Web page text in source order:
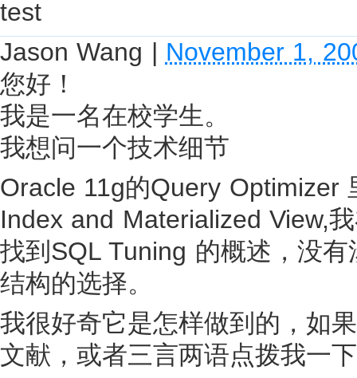
test
Jason Wang | November 1,
您好！
我是一名在校学生。
我想问一个技术细节
Oracle 11g的Query Optimizer
Index and Materialized View,
找到SQL Tuning 的概述，没
结构的选择。
我很好奇它是怎样做到的，如
文献，或者三言两语点拨我一